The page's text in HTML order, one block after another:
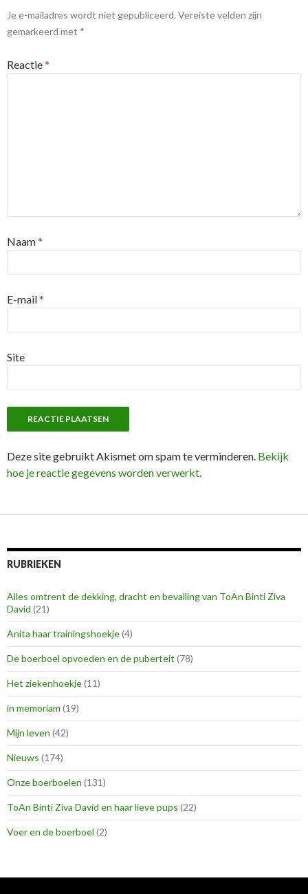
Je e-mailadres wordt niet gepubliceerd. Vereiste velden zijn
gemarkeerd met *
Reactie*
Naam*
E-mail*
Site
Deze site gebruikt Akismet om spam te verminderen. Bekijk
hoe je reactie gegevens worden verwerkt.
RUBRIEKEN
Alles omtrent de dekking, dracht en bevalling van ToAn Binti Ziva
David (21)
Anita haar trainingshoekje(4)
De boerboel opvoeden en de puberteit (78)
Het ziekenhoekje(11)
in memoriam (19)
Mijn leven (42)
Nieuws (174)
Onze boerboelen (131)
ToAn Binti Ziva David en haar lieve pups (22)
Voer en de boerboel (2)